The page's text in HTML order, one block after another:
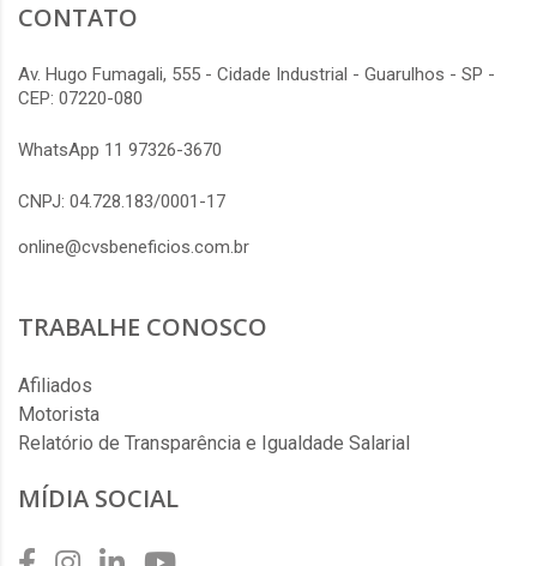
CONTATO
Av. Hugo Fumagali, 555 - Cidade Industrial - Guarulhos - SP -
CEP: 07220-080
WhatsApp 11 97326-3670
CNPJ: 04.728.183/0001-17
online@cvsbeneficios.com.br
TRABALHE CONOSCO
Afiliados
Motorista
Relatório de Transparência e Igualdade Salarial
MÍDIA SOCIAL